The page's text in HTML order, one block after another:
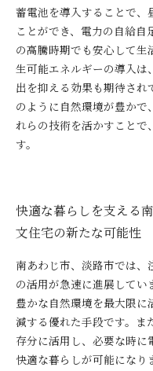
蓄電池を導入することで、
ことができ、電力の自給
の高騰時期でも安心して生
生可能エネルギーの導入は
出を抑える効果も期待され
のように自然環境が豊かで
れらの技術を活かすことで
す。
快適な暮らしを支える
文住宅の新たな可能性
南あわじ市、淡路市では
の活用が急速に進展してい
豊かな自然環境を最大限
減する優れた手段です。ま
存分に活用し、必要な時
快適な暮らしが可能になり